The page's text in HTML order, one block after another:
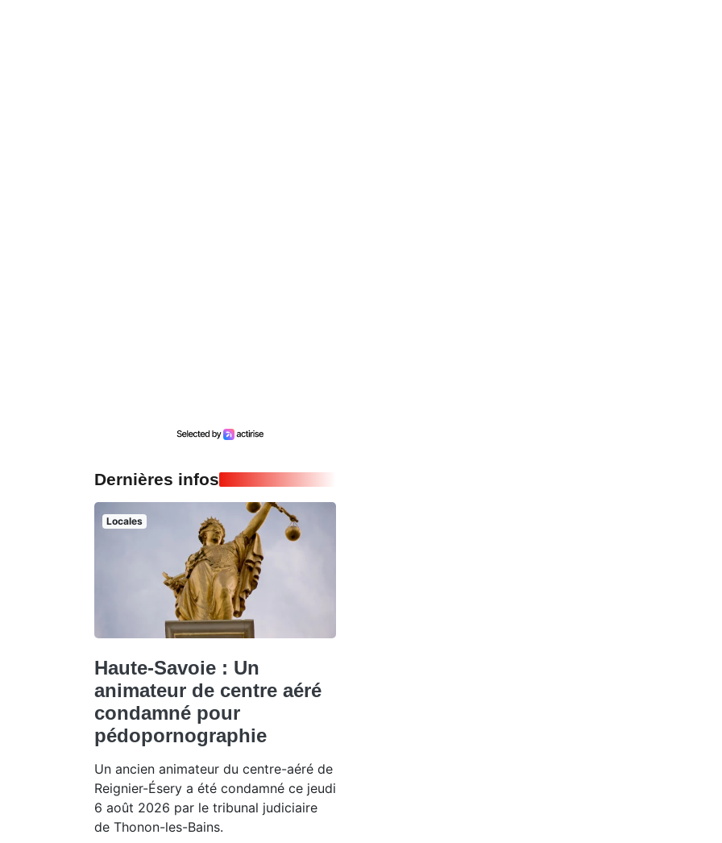
Dernières infos
Locales
Haute-Savoie : Un
animateur de centre aéré
condamné pour
pédopornographie
Un ancien animateur du centre-aéré de
Reignier-Ésery a été condamné ce jeudi
6 août 2026 par le tribunal judiciaire
de Thonon-les-Bains.